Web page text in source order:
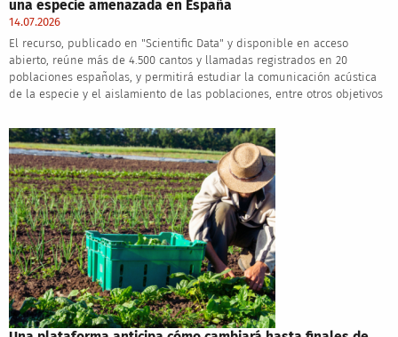
una especie amenazada en España
14.07.2026
El recurso, publicado en "Scientific Data" y disponible en acceso
abierto, reúne más de 4.500 cantos y llamadas registrados en 20
poblaciones españolas, y permitirá estudiar la comunicación acústica
de la especie y el aislamiento de las poblaciones, entre otros objetivos